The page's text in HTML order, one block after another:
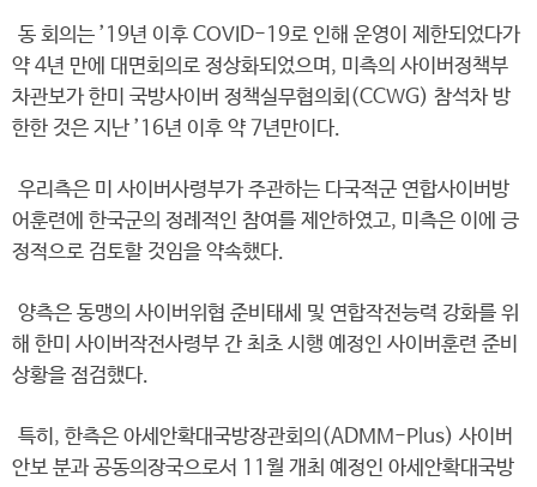
동 회의는 ’19년 이후 COVID-19로 인해 운영이 제한되었다가
약 4년 만에 대면회의로 정상화되었으며, 미측의 사이버정책부
차관보가 한미 국방사이버 정책실무협의회(CCWG) 참석차 방
한한 것은 지난 ’16년 이후 약 7년만이다.
우리측은 미 사이버사령부가 주관하는 다국적군 연합사이버방
어훈련에 한국군의 정례적인 참여를 제안하였고, 미측은 이에 긍
정적으로 검토할 것임을 약속했다.
양측은 동맹의 사이버위협 준비태세 및 연합작전능력 강화를 위
해 한미 사이버작전사령부 간 최초 시행 예정인 사이버훈련 준비
상황을 점검했다.
특히, 한측은 아세안확대국방장관회의(ADMM-Plus) 사이버
안보 분과 공동의장국으로서 11월 개최 예정인 아세안확대국방